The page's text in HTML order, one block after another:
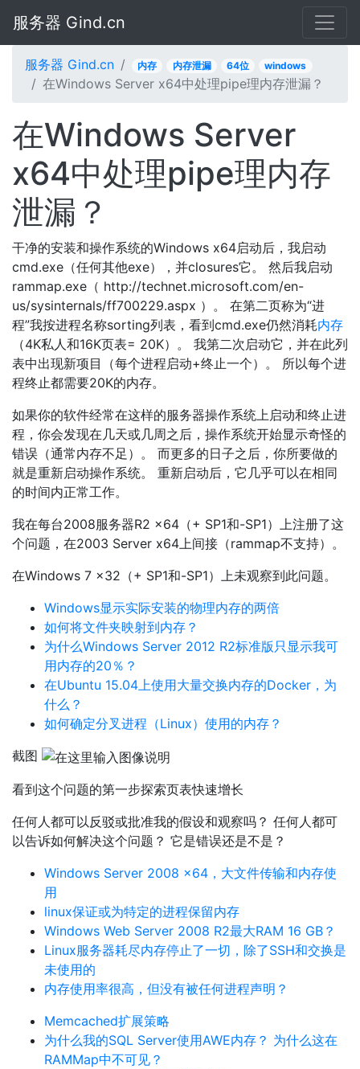
服务器 Gind.cn
服务器 Gind.cn 内存 内存泄漏 64位 windows
在Windows Server x64中处理pipe理内存泄漏？
在Windows Server
x64中处理pipe理内存
泄漏？
干净的安装和操作系统的Windows x64启动后，我启动
cmd.exe（任何其他exe），并closures它。 然后我启动
rammap.exe（ http://technet.microsoft.com/en-
us/sysinternals/ff700229.aspx ）。 在第二页称为“进
程”我按进程名称sorting列表，看到cmd.exe仍然消耗内存
（4K私人和16K页表= 20K）。 我第二次启动它，并在此列
表中出现新项目（每个进程启动+终止一个）。 所以每个进
程终止都需要20K的内存。
如果你的软件经常在这样的服务器操作系统上启动和终止进
程，你会发现在几天或几周之后，操作系统开始显示奇怪的
错误（通常内存不足）。 而更多的日子之后，你所要做的
就是重新启动操作系统。 重新启动后，它几乎可以在相同
的时间内正常工作。
我在每台2008服务器R2 x64（+ SP1和-SP1）上注册了这
个问题，在2003 Server x64上间接（rammap不支持）。
在Windows 7 x32（+ SP1和-SP1）上未观察到此问题。
Windows显示实际安装的物理内存的两倍
如何将文件夹映射到内存？
为什么Windows Server 2012 R2标准版只显示我可
用内存的20％？
在Ubuntu 15.04上使用大量交换内存的Docker，为
什么？
如何确定分叉进程（Linux）使用的内存？
截图
看到这个问题的第一步探索页表快速增长
任何人都可以反驳或批准我的假设和观察吗？ 任何人都可
以告诉如何解决这个问题？ 它是错误还是不是？
Windows Server 2008 x64，大文件传输和内存使
用
linux保证或为特定的进程保留内存
Windows Web Server 2008 R2最大RAM 16 GB？
Linux服务器耗尽内存停止了一切，除了SSH和交换是
未使用的
内存使用率很高，但没有被任何进程声明？
Memcached扩展策略
为什么我的SQL Server使用AWE内存？ 为什么这在
RAMMap中不可见？